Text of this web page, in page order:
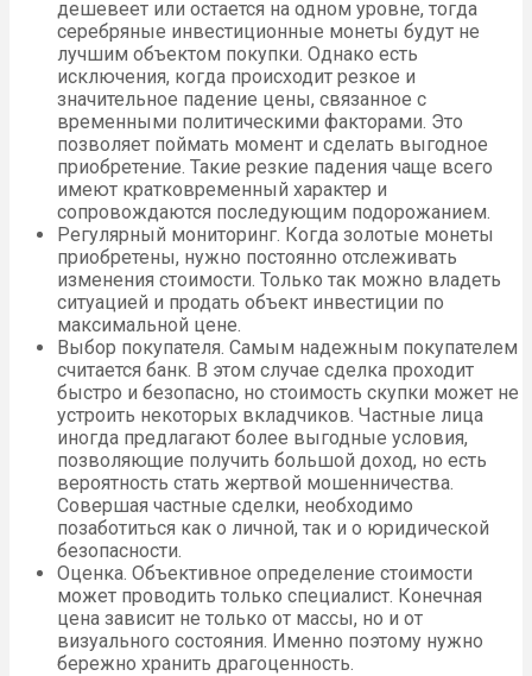
дешевеет или остается на одном уровне, тогда
серебряные инвестиционные монеты будут не
лучшим объектом покупки. Однако есть
исключения, когда происходит резкое и
значительное падение цены, связанное с
временными политическими факторами. Это
позволяет поймать момент и сделать выгодное
приобретение. Такие резкие падения чаще всего
имеют кратковременный характер и
сопровождаются последующим подорожанием.
Регулярный мониторинг. Когда золотые монеты
приобретены, нужно постоянно отслеживать
изменения стоимости. Только так можно владеть
ситуацией и продать объект инвестиции по
максимальной цене.
Выбор покупателя. Самым надежным покупателем
считается банк. В этом случае сделка проходит
быстро и безопасно, но стоимость скупки может не
устроить некоторых вкладчиков. Частные лица
иногда предлагают более выгодные условия,
позволяющие получить большой доход, но есть
вероятность стать жертвой мошенничества.
Совершая частные сделки, необходимо
позаботиться как о личной, так и о юридической
безопасности.
Оценка. Объективное определение стоимости
может проводить только специалист. Конечная
цена зависит не только от массы, но и от
визуального состояния. Именно поэтому нужно
бережно хранить драгоценность.